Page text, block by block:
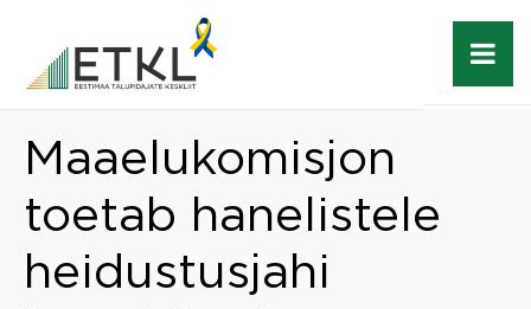
Maaelukomisjon
toetab hanelistele
heidustusjahi